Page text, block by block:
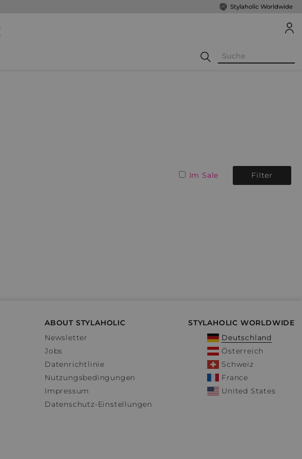
Stylaholic Worldwide
Im Sale Filter
ABOUT STYLAHOLIC
Newsletter
Jobs
Datenrichtlinie
Nutzungsbedingungen
Impressum
Datenschutz-Einstellungen
STYLAHOLIC WORLDWIDE
Deutschland
Österreich
Schweiz
France
United States